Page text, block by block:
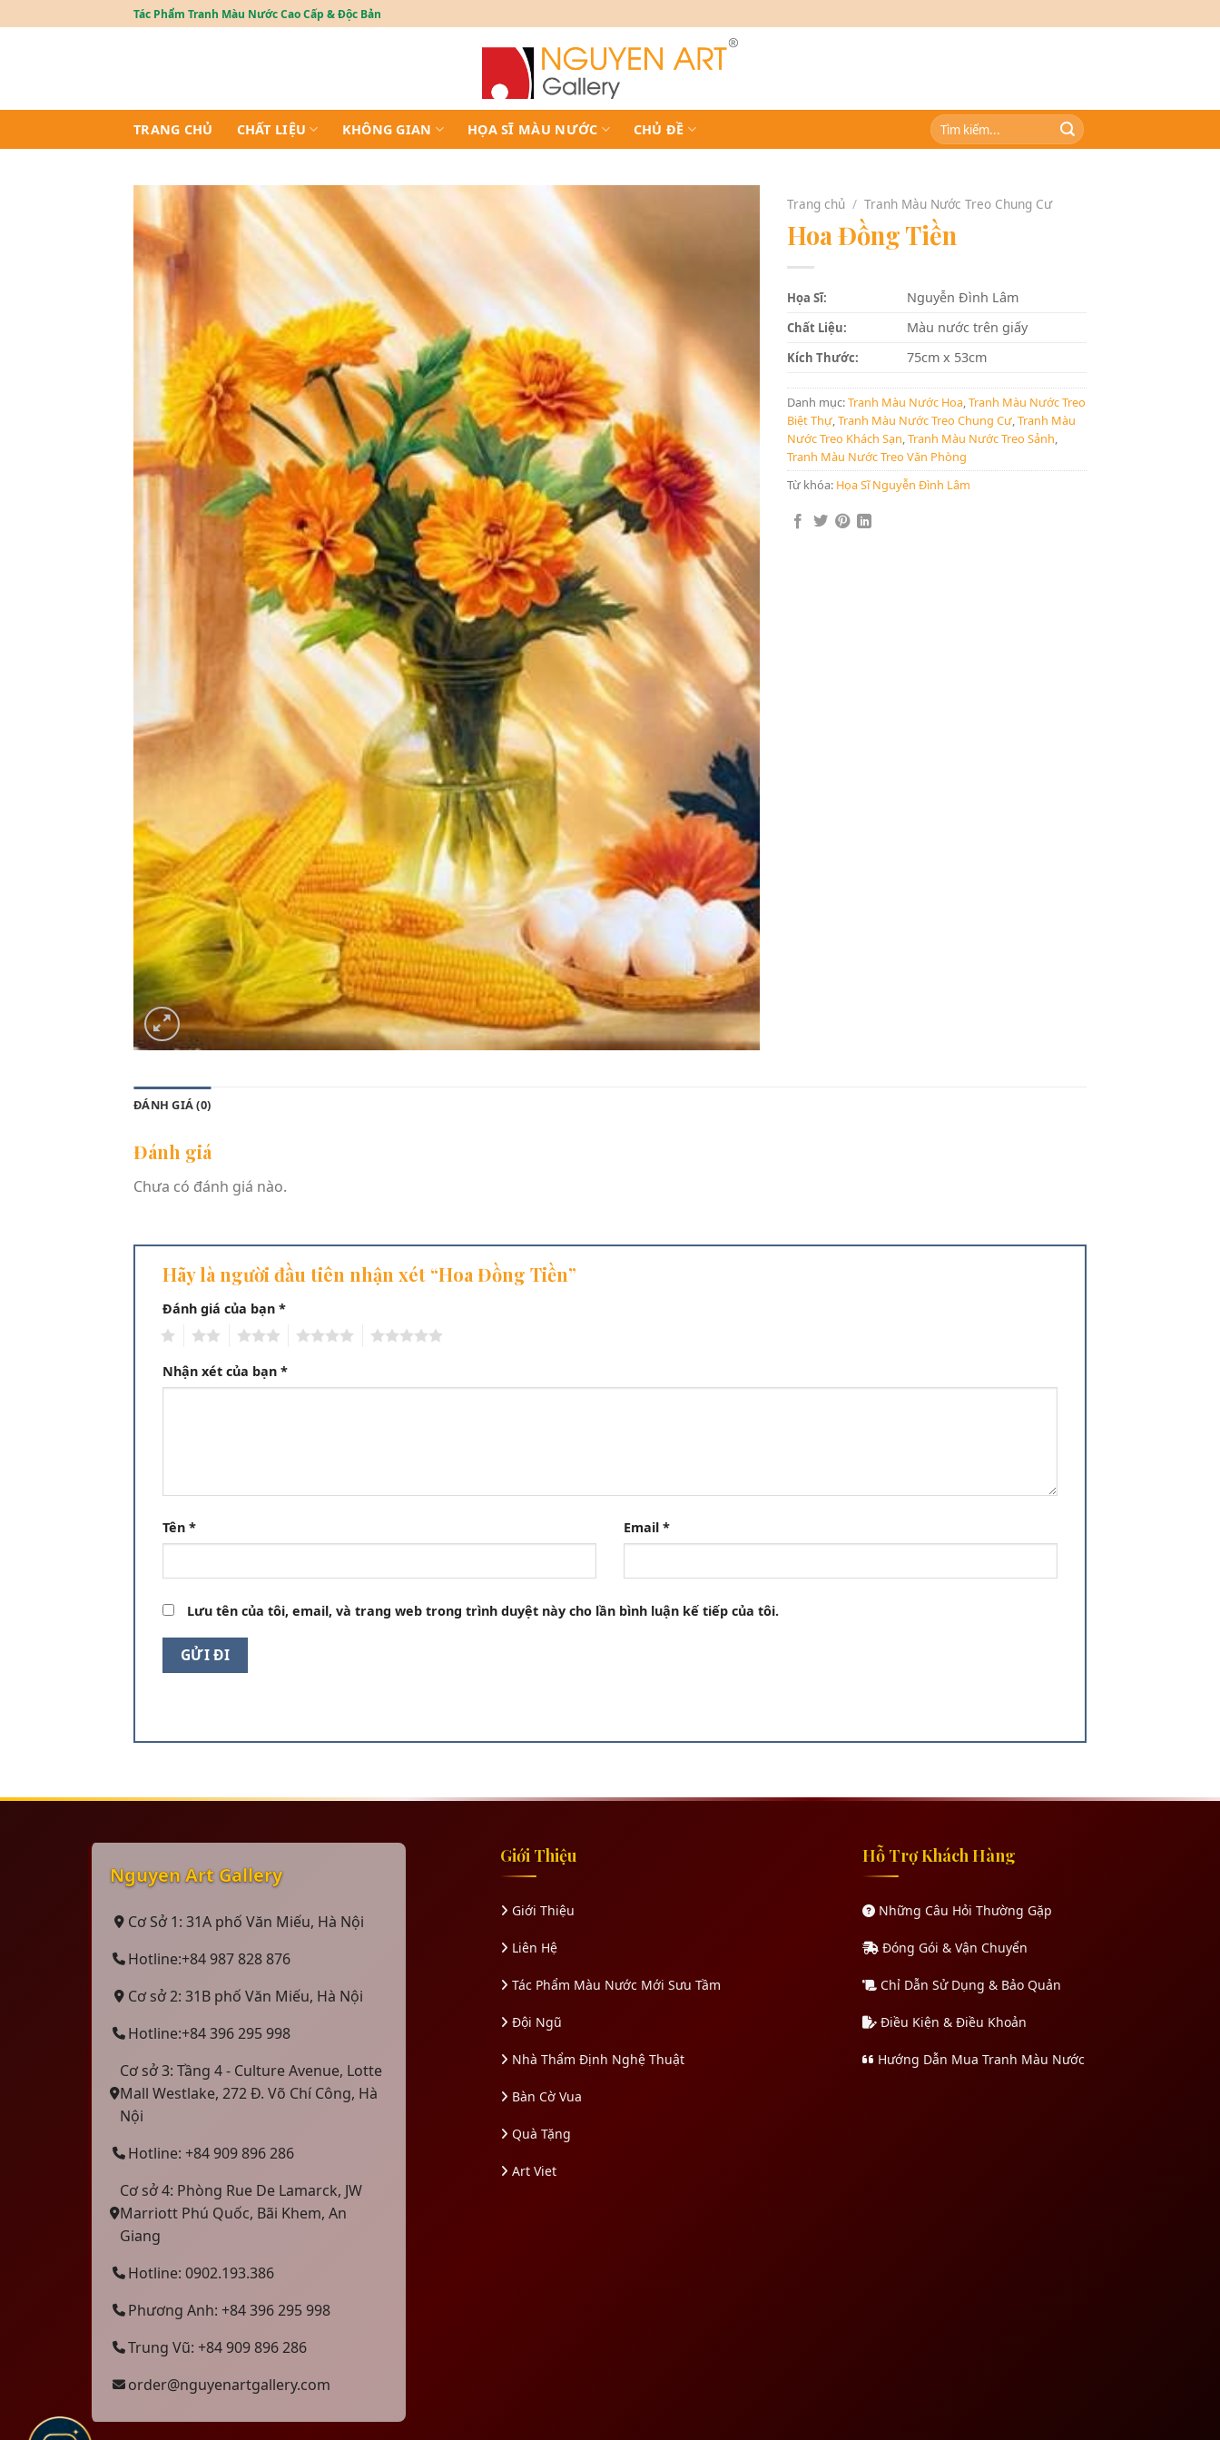
to
Tác Phẩm Tranh Màu Nước Cao Cấp & Độc Bản
TRANG CHỦ CHẤT LIỆU KHÔNG GIAN HỌA SĨ MÀU NƯỚC CHỦ ĐỀ
Tìm
kiếm:
Trang chủ / Tranh Màu Nước Treo Chung Cư
Hoa Đồng Tiền
Họa Sĩ: Nguyễn Đình Lâm
Chất Liệu: Màu nước trên giấy
Kích Thước: 75cm x 53cm
Danh mục:Tranh Màu Nước Hoa,Tranh Màu Nước Treo
Biệt Thự,Tranh Màu Nước Treo Chung Cư,Tranh Màu
Nước Treo Khách Sạn,Tranh Màu Nước Treo Sảnh,
Tranh Màu Nước Treo Văn Phòng
Từ khóa: Họa Sĩ Nguyễn Đình Lâm
ĐÁNH GIÁ (0)
Đánh giá
Chưa có đánh giá nào.
Hãy là người đầu tiên nhận xét “Hoa Đồng Tiền”
Đánh giá của bạn *
Nhận xét của bạn *
Tên * Email *
Lưu tên của tôi, email, và trang web trong trình duyệt này cho lần bình luận kế tiếp của tôi.
Nguyen Art Gallery
Cơ Sở 1: 31A phố Văn Miếu, Hà Nội
Hotline:+84 987 828 876
Cơ sở 2: 31B phố Văn Miếu, Hà Nội
Hotline:+84 396 295 998
Cơ sở 3: Tầng 4 - Culture Avenue, Lotte
Mall Westlake, 272 Đ. Võ Chí Công, Hà
Nội
Hotline: +84 909 896 286
Cơ sở 4: Phòng Rue De Lamarck, JW
Marriott Phú Quốc, Bãi Khem, An
Giang
Hotline: 0902.193.386
Phương Anh: +84 396 295 998
Trung Vũ: +84 909 896 286
order@nguyenartgallery.com
Giới Thiệu
Giới Thiệu
Liên Hệ
Tác Phẩm Màu Nước Mới Sưu Tầm
Đội Ngũ
Nhà Thẩm Định Nghệ Thuật
Bàn Cờ Vua
Quà Tặng
Art Viet
Hỗ Trợ Khách Hàng
Những Câu Hỏi Thường Gặp
Đóng Gói & Vận Chuyển
Chỉ Dẫn Sử Dụng & Bảo Quản
Điều Kiện & Điều Khoản
Hướng Dẫn Mua Tranh Màu Nước